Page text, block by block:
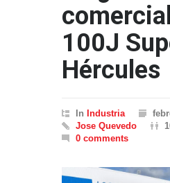
100J
Hércules
In Industria
Jose Quevedo
0 comments